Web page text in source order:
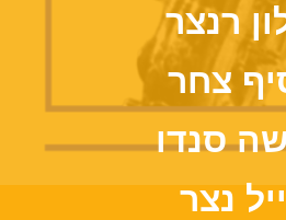
רנצר
צחר
סנדו
נצר